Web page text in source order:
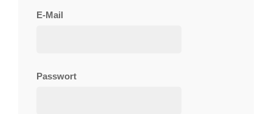
E-Mail
Passwort